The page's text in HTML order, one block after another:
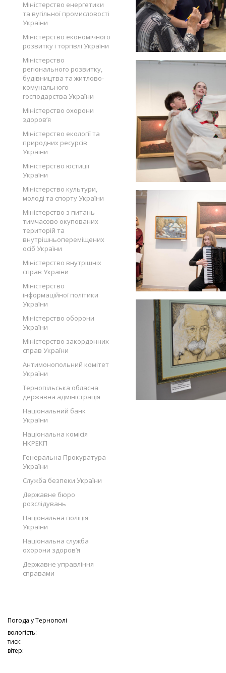
Міністерство енергетики
та вугільної промисловості
України
Міністерство економічного
розвитку і торгівлі України
Міністерство
регіонального розвитку,
будівництва та житлово-
комунального
господарства України
Міністерство охорони
здоров’я
Міністерство екології та
природних ресурсів
України
Міністерство юстиції
України
Міністерство культури,
молоді та спорту України
Міністерство з питань
тимчасово окупованих
територій та
внутрішньопереміщених
осіб України
Міністерство внутрішніх
справ України
Міністерство
інформаційної політики
України
Міністерство оборони
України
Міністерство закордонних
справ України
Антимонопольний комітет
України
Тернопільська обласна
державна адміністрація
Національний банк
України
Національна комісія
НКРЕКП
Генеральна Прокуратура
України
Служба безпеки України
Державне бюро
розслідувань
Національна поліція
України
Національна служба
охорони здоров’я
Державне управління
справами
Погода уТернополі
вологість:
тиск:
вітер: